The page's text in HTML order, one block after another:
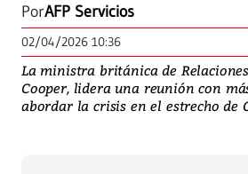
PorAFP Servicios
02/04/2026 10:36
La ministra británica de
Cooper, lidera una reunión con
abordar la crisis en el estrecho de